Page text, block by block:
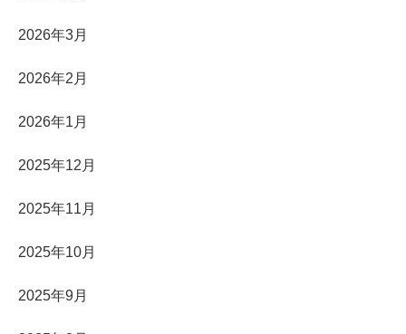
2026年3月
2026年2月
2026年1月
2025年12月
2025年11月
2025年10月
2025年9月